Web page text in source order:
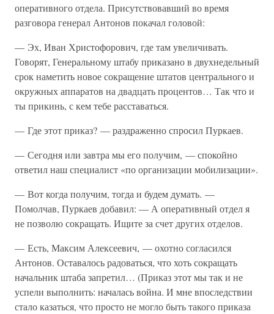
оперативного отдела. Присутствовавший во время
разговора генерал Антонов покачал головой:
— Эх, Иван Христофорович, где там увеличивать.
Говорят, Генеральному штабу приказано в двухнедельный
срок наметить новое сокращение штатов центрального и
окружных аппаратов на двадцать процентов… Так что и
ты прикинь, с кем тебе расставаться.
— Где этот приказ? — раздраженно спросил Пуркаев.
— Сегодня или завтра мы его получим, — спокойно
ответил наш специалист «по организации мобилизации».
— Вот когда получим, тогда и будем думать. —
Помолчав, Пуркаев добавил: — А оперативный отдел я
не позволю сокращать. Ищите за счет других отделов.
— Есть, Максим Алексеевич, — охотно согласился
Антонов. Оставалось радоваться, что хоть сокращать
начальник штаба запретил… (Приказ этот мы так и не
успели выполнить: началась война. И мне впоследствии
стало казаться, что просто не могло быть такого приказа